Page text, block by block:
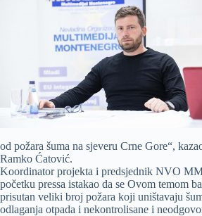
od požara šuma na sjeveru Crne Gore“,
Ramko Ćatović.
Koordinator projekta i predsjednik NVO
početku pressa istakao da se Ovom temom
prisutan veliki broj požara koji uništavaju
odlaganja otpada i nekontrolisane i